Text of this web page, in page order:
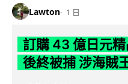
Lawton 1 日
訂購 43 億日元
後終被捕 涉海賊